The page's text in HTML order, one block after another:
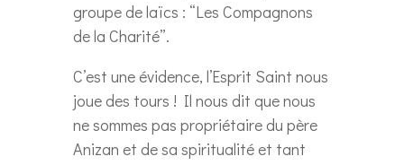
groupe de laïcs : “Les Compagnons
de la Charité”.
C’est une évidence, l’Esprit Saint nous
joue des tours ! Il nous dit que nous
ne sommes pas propriétaire du père
Anizan et de sa spiritualité et tant